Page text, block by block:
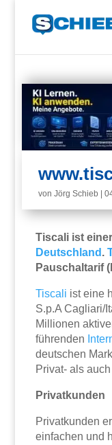
vonJörg Schieb |
Tiscali ist
Deutschland .
Pauschaltarif
Tiscali ist eine
S.p.A Cagliari/
Millionen
führenden
deutschen
Privat- als
Privatkunden
Privatkunden
einfachen und